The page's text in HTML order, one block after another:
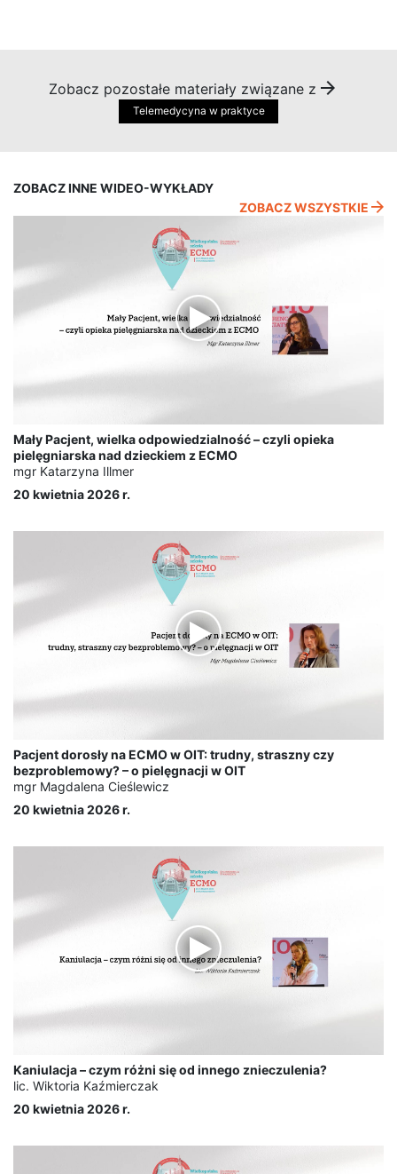
Zobacz pozostałe materiały związane z
Telemedycyna w praktyce
ZOBACZ INNE WIDEO-WYKŁADY
ZOBACZ WSZYSTKIE
Mały Pacjent, wielka odpowiedzialność – czyli opieka
pielęgniarska nad dzieckiem z ECMO
mgr Katarzyna Illmer
20 kwietnia 2026 r.
Pacjent dorosły na ECMO w OIT: trudny, straszny czy
bezproblemowy? – o pielęgnacji w OIT
mgr Magdalena Cieślewicz
20 kwietnia 2026 r.
Kaniulacja – czym różni się od innego znieczulenia?
lic. Wiktoria Kaźmierczak
20 kwietnia 2026 r.